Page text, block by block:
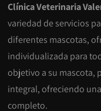
Clínica Veterinaria
variedad de servicios
diferentes mascotas,
individualizada para
objetivo a su mascota,
integral, ofreciendo
completo.